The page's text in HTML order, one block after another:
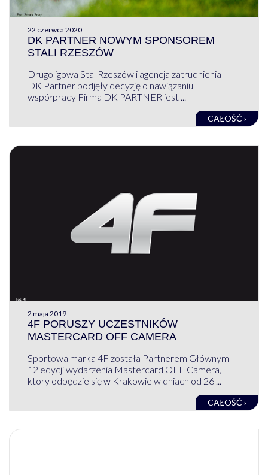
22 czerwca 2020
DK PARTNER NOWYM SPONSOREM
STALI RZESZÓW
Drugoligowa Stal Rzeszów i agencja zatrudnienia -
DK Partner podjęły decyzję o nawiązaniu
współpracy Firma DK PARTNER jest ...
CAŁOŚĆ ›
2 maja 2019
4F PORUSZY UCZESTNIKÓW
MASTERCARD OFF CAMERA
Sportowa marka 4F została Partnerem Głównym
12 edycji wydarzenia Mastercard OFF Camera,
ktory odbędzie się w Krakowie w dniach od 26 ...
CAŁOŚĆ ›